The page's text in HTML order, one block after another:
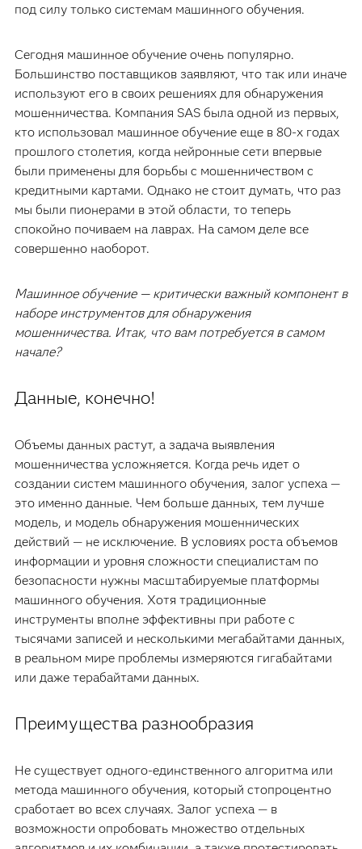
под силу только системам машинного обучения.
Сегодня машинное обучение очень популярно.
Большинство поставщиков заявляют, что так или иначе
используют его в своих решениях для обнаружения
мошенничества. Компания SAS была одной из первых,
кто использовал машинное обучение еще в 80-х годах
прошлого столетия, когда нейронные сети впервые
были применены для борьбы с мошенничеством с
кредитными картами. Однако не стоит думать, что раз
мы были пионерами в этой области, то теперь
спокойно почиваем на лаврах. На самом деле все
совершенно наоборот.
Машинное обучение — критически важный компонент в
наборе инструментов для обнаружения
мошенничества. Итак, что вам потребуется в самом
начале?
Данные, конечно!
Объемы данных растут, а задача выявления
мошенничества усложняется. Когда речь идет о
создании систем машинного обучения, залог успеха —
это именно данные. Чем больше данных, тем лучше
модель, и модель обнаружения мошеннических
действий — не исключение. В условиях роста объемов
информации и уровня сложности специалистам по
безопасности нужны масштабируемые платформы
машинного обучения. Хотя традиционные
инструменты вполне эффективны при работе с
тысячами записей и несколькими мегабайтами данных,
в реальном мире проблемы измеряются гигабайтами
или даже терабайтами данных.
Преимущества разнообразия
Не существует одного-единственного алгоритма или
метода машинного обучения, который стопроцентно
сработает во всех случаях. Залог успеха — в
возможности опробовать множество отдельных